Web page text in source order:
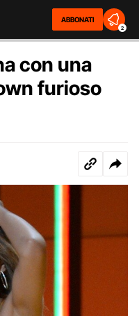
ABBONATI
2
con una
furioso